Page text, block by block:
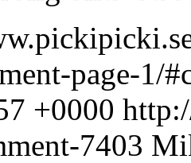
page-1/
+0000
7403